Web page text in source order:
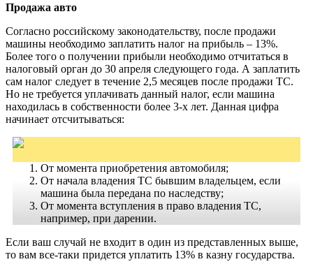
Продажа авто
Согласно российскому законодательству, после продажи
машины необходимо заплатить налог на прибыль – 13%.
Более того о получении прибыли необходимо отчитаться в
налоговый орган до 30 апреля следующего года. А заплатить
сам налог следует в течение 2,5 месяцев после продажи ТС.
Но не требуется уплачивать данный налог, если машина
находилась в собственности более 3-х лет. Данная цифра
начинает отсчитываться:
От момента приобретения автомобиля;
От начала владения ТС бывшим владельцем, если
машина была передана по наследству;
От момента вступления в право владения ТС,
например, при дарении.
Если ваш случай не входит в один из представленных выше,
то вам все-таки придется уплатить 13% в казну государства.